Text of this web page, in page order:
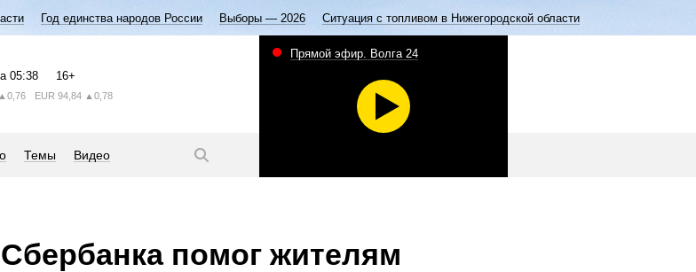
Год единства народов России Выборы — 2026 Ситуация с топливом в Нижегородской области
05:38 16+
▲0,76 EUR 94,84 ▲0,78
Темы Видео
Прямой эфир. Волга 24
помог жителям